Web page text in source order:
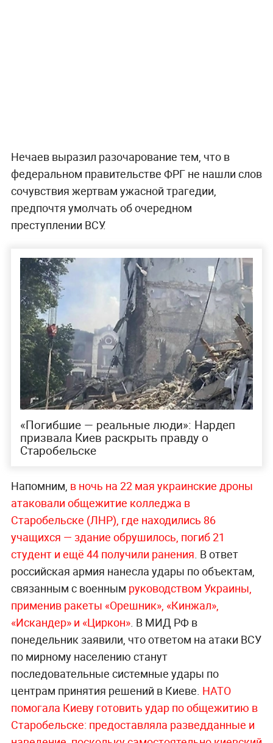
Нечаев выразил разочарование тем, что в
федеральном правительстве ФРГ не нашли слов
сочувствия жертвам ужасной трагедии,
предпочтя умолчать об очередном
преступлении ВСУ.
«Погибшие — реальные люди»: Нардеп
призвала Киев раскрыть правду о
Старобельске
Напомним, в ночь на 22 мая украинские дроны
атаковали общежитие колледжа в
Старобельске (ЛНР), где находились 86
учащихся — здание обрушилось, погиб 21
студент и ещё 44 получили ранения . В ответ
российская армия нанесла удары по объектам,
связанным с военным руководством Украины,
применив ракеты «Орешник», «Кинжал»,
«Искандер» и «Циркон». В МИД РФ в
понедельник заявили, что ответом на атаки ВСУ
по мирному населению станут
последовательные системные удары по
центрам принятия решений в Киеве. НАТО
помогала Киеву готовить удар по общежитию в
Старобельске: предоставляла разведданные и